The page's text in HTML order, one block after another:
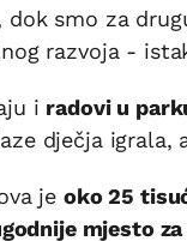
smo za
razvoja -
i radovi u
dječja igrala,
je oko 25
mjesto